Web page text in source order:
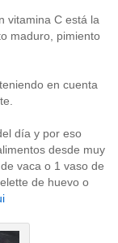
vitamina C está la
maduro, pimiento
en cuenta
día y por eso
desde muy
vaca o 1 vaso de
de huevo o